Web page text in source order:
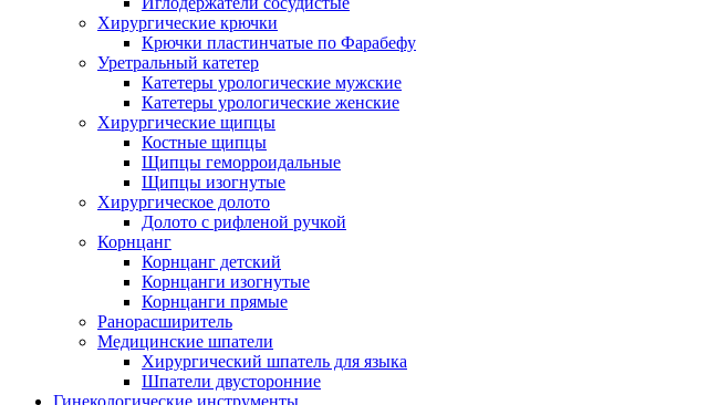
Хирургические крючки
Крючки пластинчатые по Фарабефу
Уретральный катетер
Катетеры урологические мужские
Катетеры урологические женские
Хирургические щипцы
Костные щипцы
Щипцы геморроидальные
Щипцы изогнутые
Хирургическое долото
Долото с рифленой ручкой
Корнцанг
Корнцанг детский
Корнцанги изогнутые
Корнцанги прямые
Ранорасширитель
Медицинские шпатели
Хирургический шпатель для языка
Шпатели двусторонние
Гинекологические инструменты